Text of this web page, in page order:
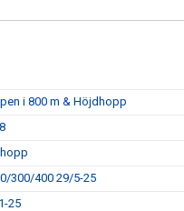
i 800 m & Höjdhopp
300/400 29/5-25
25